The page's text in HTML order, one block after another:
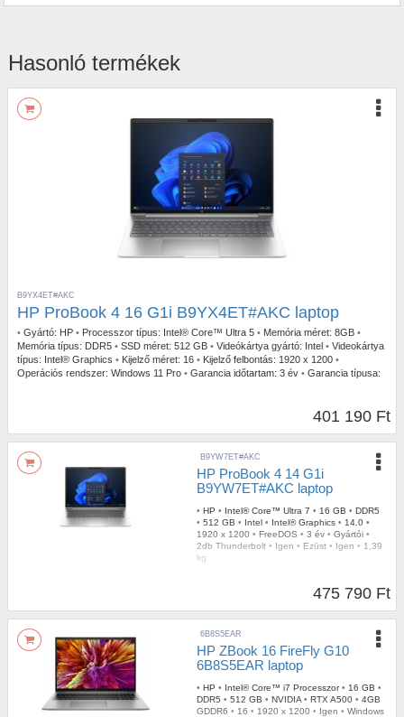
Hasonló termékek
B9YX4ET#AKC
HP ProBook 4 16 G1i B9YX4ET#AKC laptop
• Gyártó: HP • Processzor típus: Intel® Core™ Ultra 5 • Memória méret: 8GB •
Memória típus: DDR5 • SSD méret: 512 GB • Videókártya gyártó: Intel • Videokártya
típus: Intel® Graphics • Kijelző méret: 16 • Kijelző felbontás: 1920 x 1200 •
Operációs rendszer: Windows 11 Pro • Garancia időtartam: 3 év • Garancia típusa:
401 190 Ft
B9YW7ET#AKC
HP ProBook 4 14 G1i
B9YW7ET#AKC laptop
• HP • Intel® Core™ Ultra 7 • 16 GB • DDR5
• 512 GB • Intel • Intel® Graphics • 14.0 •
1920 x 1200 • FreeDOS • 3 év • Gyártói •
2db Thunderbolt • Igen • Ezüst • Igen • 1,39
kg
475 790 Ft
6B8S5EAR
HP ZBook 16 FireFly G10
6B8S5EAR laptop
• HP • Intel® Core™ i7 Processzor • 16 GB •
DDR5 • 512 GB • NVIDIA • RTX A500 • 4GB
GDDR6 • 16 • 1920 x 1200 • Igen • Windows